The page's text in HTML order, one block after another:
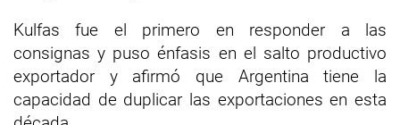
Kulfas fue el primero en responder a las
consignas y puso énfasis en el salto productivo
exportador y afirmó que Argentina tiene la
capacidad de duplicar las exportaciones en esta